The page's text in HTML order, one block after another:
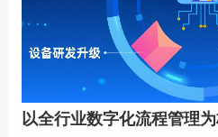
以全行业数字化流程管理